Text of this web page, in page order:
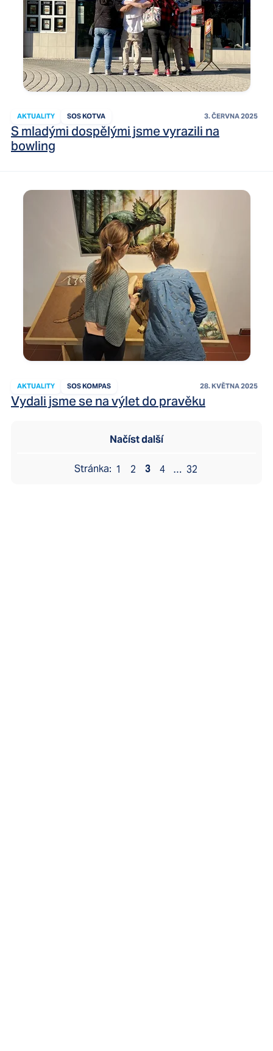
AKTUALITY SOS KOTVA 3. ČERVNA 2025
S mladými dospělými jsme vyrazili na
bowling
AKTUALITY SOS KOMPAS 28. KVĚTNA 2025
Vydali jsme se na výlet do pravěku
Načíst další
1 2 3 4 … 32